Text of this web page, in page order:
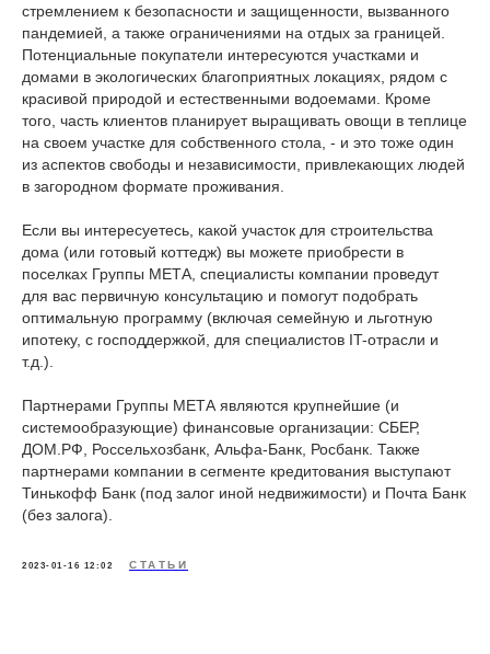
стремлением к безопасности и защищенности, вызванного
пандемией, а также ограничениями на отдых за границей.
Потенциальные покупатели интересуются участками и
домами в экологических благоприятных локациях, рядом с
красивой природой и естественными водоемами. Кроме
того, часть клиентов планирует выращивать овощи в теплице
на своем участке для собственного стола, - и это тоже один
из аспектов свободы и независимости, привлекающих людей
в загородном формате проживания.
Если вы интересуетесь, какой участок для строительства
дома (или готовый коттедж) вы можете приобрести в
поселках Группы МЕТА, специалисты компании проведут
для вас первичную консультацию и помогут подобрать
оптимальную программу (включая семейную и льготную
ипотеку, с господдержкой, для специалистов IT-отрасли и
т.д.).
Партнерами Группы МЕТА являются крупнейшие (и
системообразующие) финансовые организации: СБЕР,
ДОМ.РФ, Россельхозбанк, Альфа-Банк, Росбанк. Также
партнерами компании в сегменте кредитования выступают
Тинькофф Банк (под залог иной недвижимости) и Почта Банк
(без залога).
2023-01-16 12:02 СТАТЬИ